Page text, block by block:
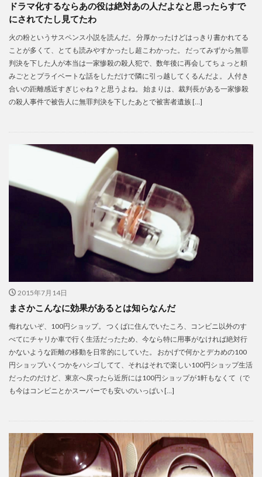
ドラマ化するならあの役は絶対あの人だよなと思ったらすで
にされてたし見てたわ
火の粉というサスペンス小説を読んだ。 分厚かったけどはっきり書かれてる
ことが多くて、とても読みやすかったし超こわかった。 だってみずから無罪
判決を下した人が本当は一家惨殺の殺人犯で、数年後に再会してちょっと頼
みごととプライベートな話をしただけで隣に引っ越してくるんだよ。 人付き
合いの距離感近すぎじゃね？と思うよね。 始まりは、裁判長がある一家惨殺
の殺人事件で被告人に無罪判決を下したあとで被害者遺族 […]
2015年7月14日
まさかこんなに効果があるとは知らなんだ
侮れないぞ、100円ショップ。 つくばに住んでいたころ、コンビニ以外のす
べてにチャリか車で行く生活だったため、今なら特に用事がなければ絶対行
かないような距離の移動を日常的にしていた。 おかげで何かとデカめの100
円ショップいくつかをハシゴしてて、それはそれで楽しい100円ショップ生活
だったのだけど、東京へ戻ったら近所には100円ショップが1軒もなくて（で
も今はコンビニとかスーパーでも安いのいっぱい […]